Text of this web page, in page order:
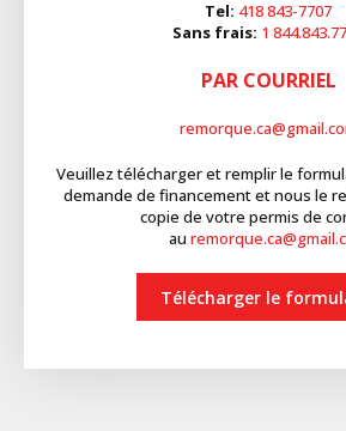
Tel: 418 843-7707
Sans frais: 1
PAR COURRIEL
Veuillez télécharger et remplir le
demande de financement et nous le
copie de votre permis de
au
Télécharger le